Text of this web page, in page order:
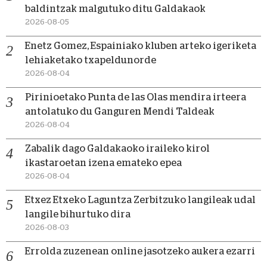
baldintzak malgutuko ditu Galdakaok
2026-08-05
Enetz Gomez, Espainiako kluben arteko igeriketa
lehiaketako txapeldunorde
2026-08-04
Pirinioetako Punta de las Olas mendira irteera
antolatuko du Ganguren Mendi Taldeak
2026-08-04
Zabalik dago Galdakaoko iraileko kirol
ikastaroetan izena emateko epea
2026-08-04
Etxez Etxeko Laguntza Zerbitzuko langileak udal
langile bihurtuko dira
2026-08-03
Errolda zuzenean online jasotzeko aukera ezarri